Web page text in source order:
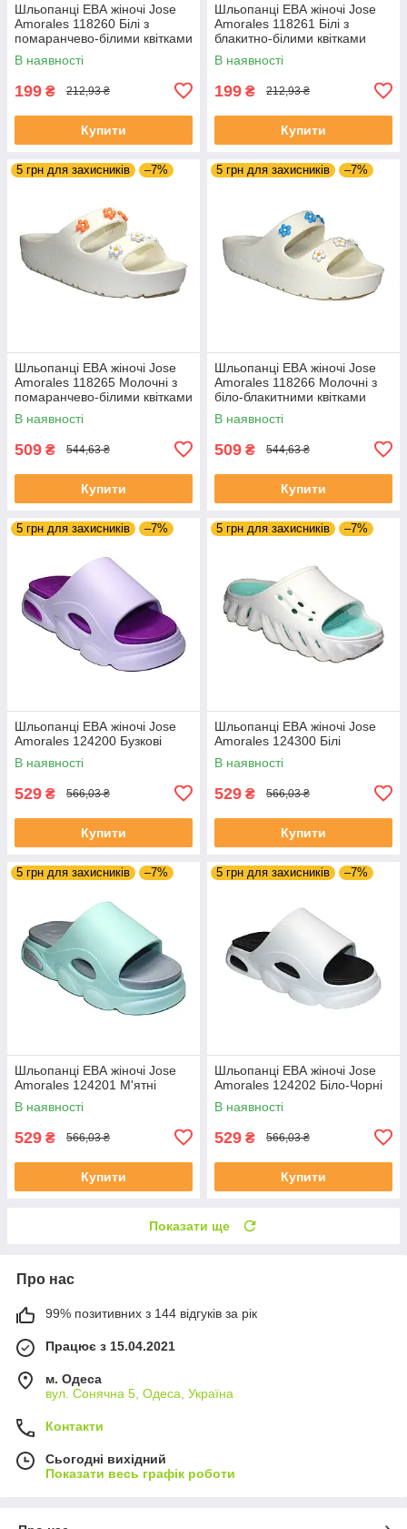
Шльопанці ЕВА жіночі Jose
Amorales 118260 Білі з
помаранчево-білими квітками
В наявності
199 ₴ 212,93 ₴
Купити
Шльопанці ЕВА жіночі Jose
Amorales 118261 Білі з
блакитно-білими квітками
В наявності
199 ₴ 212,93 ₴
Купити
5 грн для захисників –7%
Шльопанці ЕВА жіночі Jose
Amorales 118265 Молочні з
помаранчево-білими квітками
В наявності
509 ₴ 544,63 ₴
Купити
5 грн для захисників –7%
Шльопанці ЕВА жіночі Jose
Amorales 118266 Молочні з
біло-блакитними квітками
В наявності
509 ₴ 544,63 ₴
Купити
5 грн для захисників –7%
Шльопанці ЕВА жіночі Jose
Amorales 124200 Бузкові
В наявності
529 ₴ 566,03 ₴
Купити
5 грн для захисників –7%
Шльопанці ЕВА жіночі Jose
Amorales 124300 Білі
В наявності
529 ₴ 566,03 ₴
Купити
5 грн для захисників –7%
Шльопанці ЕВА жіночі Jose
Amorales 124201 М'ятні
В наявності
529 ₴ 566,03 ₴
Купити
5 грн для захисників –7%
Шльопанці ЕВА жіночі Jose
Amorales 124202 Біло-Чорні
В наявності
529 ₴ 566,03 ₴
Купити
Показати ще
Про нас
99% позитивних з 144 відгуків за рік
Працює з 15.04.2021
м. Одеса
вул. Сонячна 5, Одеса, Україна
Контакти
Сьогодні вихідний
Показати весь графік роботи